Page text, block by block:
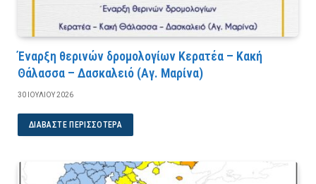
Έναρξη θερινών δρομολογίων Κερατέα – Κακή
Θάλασσα – Δασκαλειό (Αγ. Μαρίνα)
30 ΙΟΥΛΊΟΥ 2026
ΔΙΑΒΆΣΤΕ ΠΕΡΙΣΣΌΤΕΡΑ